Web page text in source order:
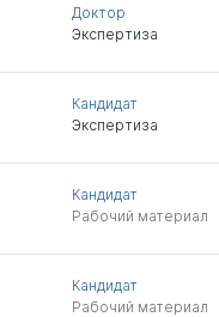
Доктор
Экспертиза
Кандидат
Экспертиза
Кандидат
Рабочий материал
Кандидат
Рабочий материал